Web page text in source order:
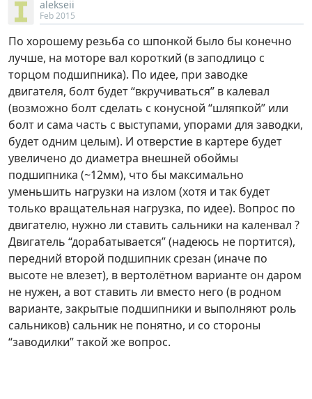
alekseii
Feb 2015
По хорошему резьба со шпонкой было бы конечно
лучше, на моторе вал короткий (в заподлицо с
торцом подшипника). По идее, при заводке
двигателя, болт будет “вкручиваться” в калевал
(возможно болт сделать с конусной “шляпкой” или
болт и сама часть с выступами, упорами для заводки,
будет одним целым). И отверстие в картере будет
увеличено до диаметра внешней обоймы
подшипника (~12мм), что бы максимально
уменьшить нагрузки на излом (хотя и так будет
только вращательная нагрузка, по идее). Вопрос по
двигателю, нужно ли ставить сальники на каленвал ?
Двигатель “дорабатывается” (надеюсь не портится),
передний второй подшипник срезан (иначе по
высоте не влезет), в вертолётном варианте он даром
не нужен, а вот ставить ли вместо него (в родном
варианте, закрытые подшипники и выполняют роль
сальников) сальник не понятно, и со стороны
“заводилки” такой же вопрос.